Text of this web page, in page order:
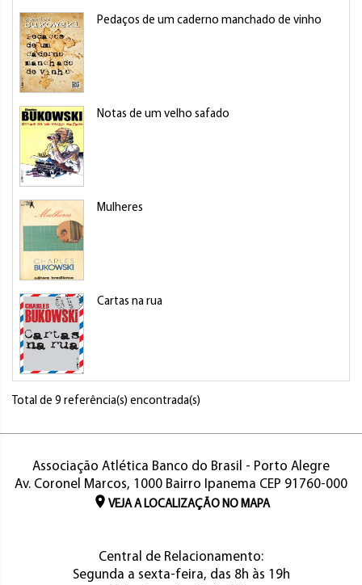
Pedaços de um caderno manchado de vinho
Notas de um velho safado
Mulheres
Cartas na rua
Total de 9 referência(s) encontrada(s)
Associação Atlética Banco do Brasil - Porto Alegre
Av. Coronel Marcos, 1000 Bairro Ipanema CEP 91760-000
VEJA A LOCALIZAÇÃO NO MAPA
Central de Relacionamento:
Segunda a sexta-feira, das 8h às 19h